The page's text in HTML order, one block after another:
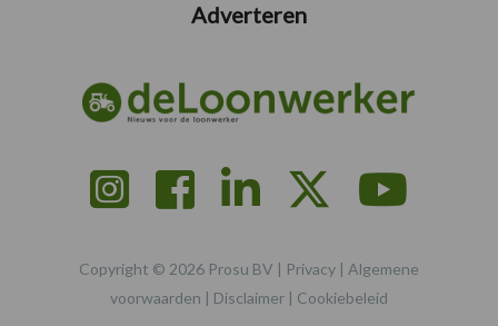
Adverteren
Copyright © 2026 Prosu BV | Privacy | Algemene
voorwaarden | Disclaimer | Cookiebeleid